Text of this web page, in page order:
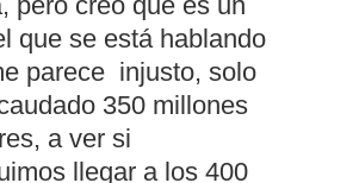
que se está hablando
parece injusto, solo
350 millones
a ver si
llegar a los 400